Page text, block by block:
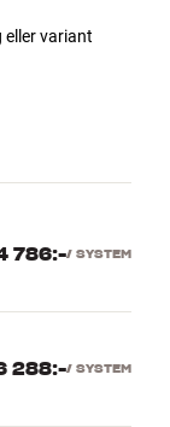
eller variant
786:-/ SYSTEM
288:-/ SYSTEM